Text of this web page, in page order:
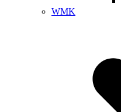
WMK